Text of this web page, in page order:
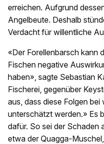
erreichen. Aufgrund
Angelbeute. Deshalb
Verdacht für willentliche
«Der Forellenbarsch kann
Fischen negative
haben», sagte Sebastian
Fischerei, gegenüber
aus, dass diese Folgen
unterschätzt werden.» Es
dafür. So sei der Schaden
etwa der Quagga-